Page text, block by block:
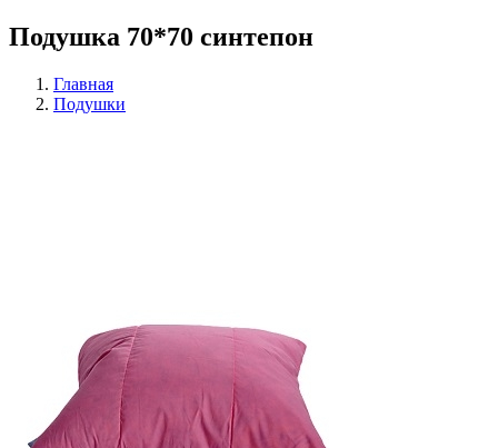
Подушка 70*70 синтепон
Главная
Подушки